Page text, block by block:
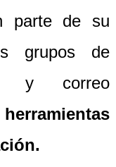
parte de su
grupos de
y correo
herramientas